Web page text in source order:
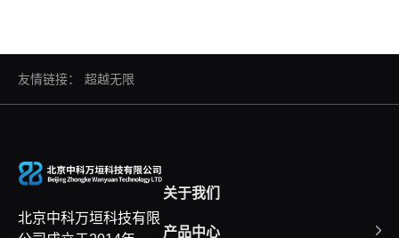
友情链接： 超越无限
北京中科万垣科技有限
关于我们
产品中心